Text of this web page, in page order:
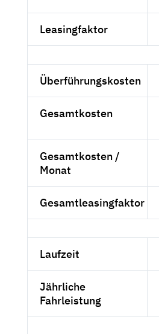
Leasingfaktor
Überführungskosten
Gesamtkosten
Gesamtkosten /
Monat
Gesamtleasingfaktor
Laufzeit
Jährliche
Fahrleistung